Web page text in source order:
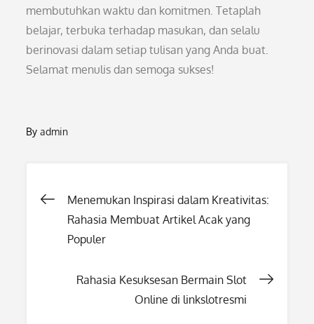
membutuhkan waktu dan komitmen. Tetaplah
belajar, terbuka terhadap masukan, dan selalu
berinovasi dalam setiap tulisan yang Anda buat.
Selamat menulis dan semoga sukses!
Byadmin
Post
navigation
Menemukan Inspirasi dalam Kreativitas:
Rahasia Membuat Artikel Acak yang
Populer
Rahasia Kesuksesan Bermain Slot
Online di linkslotresmi